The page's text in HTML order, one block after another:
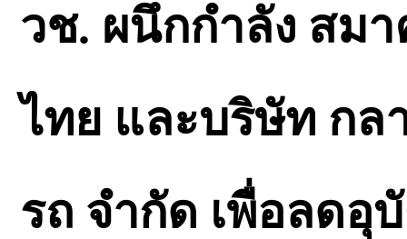
วช. ผนึกกำลัง สม
ไทย และบริษัท กล
รถ จำกัด เพื่อลดอุ